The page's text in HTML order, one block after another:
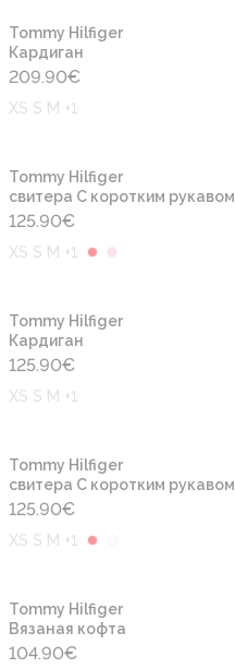
Tommy Hilfiger
Кардиган
209.90€
XS S M +1
Tommy Hilfiger
свитера С коротким рукавом
125.90€
XS S M +1
Tommy Hilfiger
Кардиган
125.90€
XS S M +1
Tommy Hilfiger
свитера С коротким рукавом
125.90€
XS S M +1
Tommy Hilfiger
Вязаная кофта
104.90€